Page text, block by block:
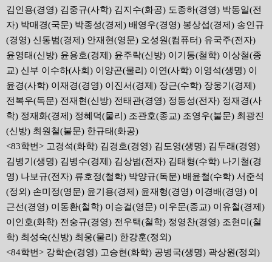
김인용(경영) 김중규(사학) 김지수(화공) 도종하(경영) 박동일(전
자) 박매경(국문) 박종성(경제) 배영우(경영) 봉상섭(경제) 송인규
(경영) 신동범(경제) 안재현(영문) 오성원(컴퓨터) 유국주(전자)
윤영태(신방) 윤용호(경제) 윤주락(신방) 이기동(철학) 이상철(종
교) 신부 이수하(사회) 이양곤(물리) 이연(사학) 이영석(생명) 이
윤경(사학) 이재경(경영) 이진서(경제) 장근(수학) 장웅기(경제)
전복우(독문) 전재현(신방) 전태관(경영) 정동성(전자) 정재경(사
학) 정재화(경제) 정혜덕(물리) 조관호(종교) 조영우(불문) 최광진
(신방) 최원철(불문) 한규태(화공)
<83학번> 고경석(화학) 김경호(경영) 김도영(생명) 김두래(경영)
김병기(생명) 김병수(경제) 김상범(전자) 김태형(수학) 나기철(경
영) 나보규(전자) 류호정(철학) 박양규(독문) 배윤철(수학) 서준석
(정외) 손미정(영문) 윤기용(경제) 윤재형(경영) 이경배(경영) 이
근선(경영) 이동환(철학) 이승걸(영문) 이우문(종교) 이유철(경제)
이인호(화학) 전숭규(경영) 전우택(철학) 정영찬(경영) 조현미(철
학) 최성숙(신방) 최웅(물리) 한강훈(정외)
<84학번> 강학순(경영) 고승현(화학) 공병국(생명) 곽상원(정외)